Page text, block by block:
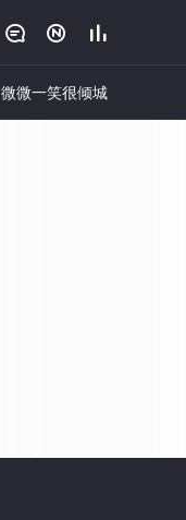
  
微微一笑很倾城